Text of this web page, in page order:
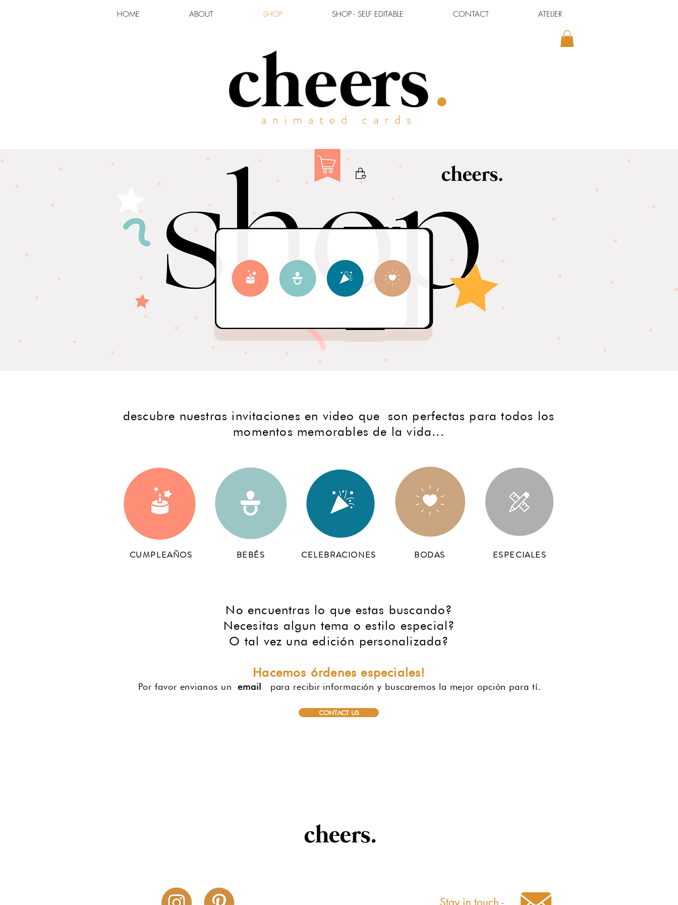
HOME ABOUT SHOP SHOP - SELF EDITABLE CONTACT ATELIER
descubre nuestras invitaciones en video que son perfectas para todos los
momentos memorables de la vida...
CUMPLEAÑOS BEBÉS CELEBRACIONES BODAS ESPECIALES
No encuentras lo que estas buscando?
Necesitas algun tema o estilo especial?
O tal vez una edición personalizada?
Hacemos órdenes especiales!
Por favor envianos unemail para recibir información y buscaremos la mejor opción para tí.
CONTACT US
Stay in touch -